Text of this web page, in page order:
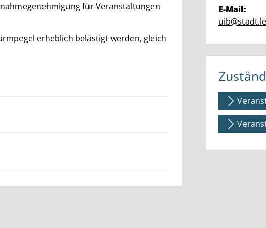
für Veranstaltungen
erheblich belästigt werden, gleich
E-Mail: